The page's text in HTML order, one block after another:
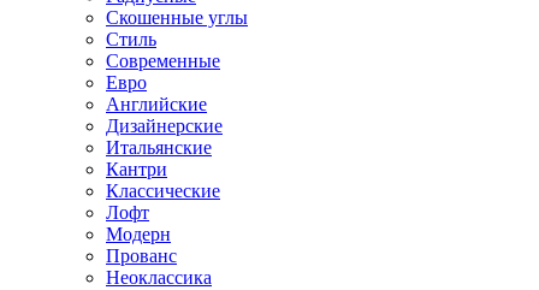
Скошенные углы
Стиль
Современные
Евро
Английские
Дизайнерские
Итальянские
Кантри
Классические
Лофт
Модерн
Прованс
Неоклассика